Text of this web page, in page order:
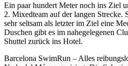
Ein paar hundert Meter noch ins Ziel
2. Mixedteam auf der langen Strecke.
sehr seltsam als letzter im Ziel eine
Duschen gibt es im nahegelegenen
Shuttel zurück ins Hotel.
Barcelona SwimRun – Alles